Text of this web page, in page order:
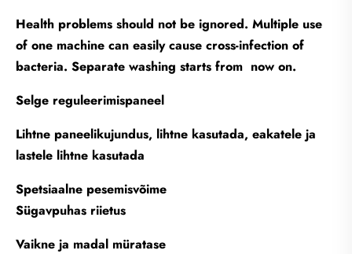
Health problems should not be ignored. Multiple use
of one machine can easily cause cross-infection of
bacteria. Separate washing starts from now on.
Selge reguleerimispaneel
Lihtne paneelikujundus, lihtne kasutada, eakatele ja
lastele lihtne kasutada
Spetsiaalne pesemisvõime
Sügavpuhas riietus
Vaikne ja madal müratase